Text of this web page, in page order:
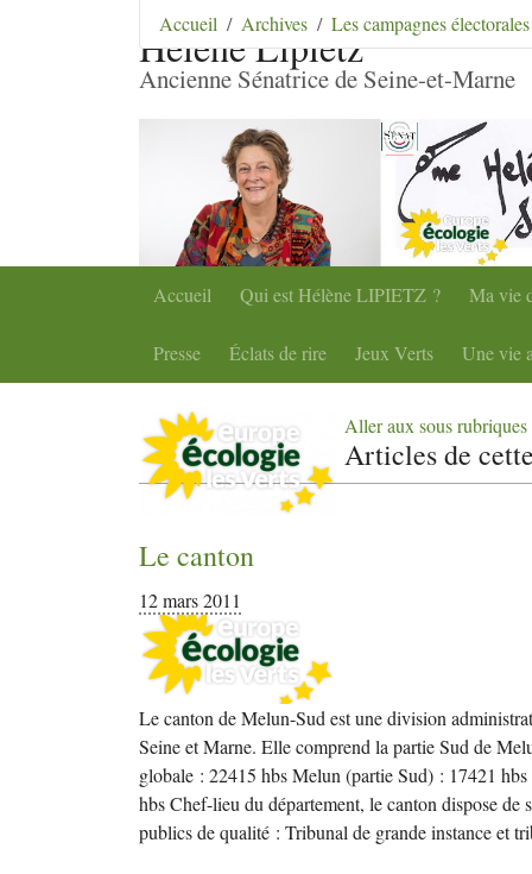
Aller au contenu | Aller au menu Aller au menu
Hélène Lipietz
Ancienne Sénatrice de Seine-et-Marne
Accueil Qui est HélèneLIPIETZ ? Ma vie
Presse Éclats de rire Jeux Verts Une vie
Accueil Archives Les campagnes électorales
Aller aux sous rubriques
Articles de
Le canton
12 mars 2011
Le canton de Melun-Sud est une division
Seine et Marne. Elle comprend la partie Sud de
globale : 22415 hbs Melun (partie Sud) : 17421
hbs Chef-lieu du département, le canton dispose de
publics de qualité : Tribunal de grande instance et